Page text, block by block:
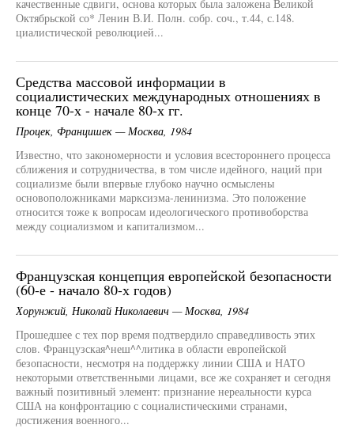
качественные сдвиги, основа которых была заложена Великой
Октябрьской со* Ленин В.И. Полн. собр. соч., т.44, с.148.
циалистической революцией...
Средства массовой информации в
социалистических международных отношениях в
конце 70-х - начале 80-х гг.
Процек, Францишек — Москва, 1984
Известно, что закономерности и условия всестороннего процесса
сближения и сотрудничества, в том числе идейного, наций при
социализме были впервые глубоко научно осмыслены
основоположниками марксизма-ленинизма. Это положение
относится тоже к вопросам идеологического противоборства
между социализмом и капитализмом...
Французская концепция европейской безопасности
(60-е - начало 80-х годов)
Хорунжий, Николай Николаевич — Москва, 1984
Прошедшее с тех пор время подтвердило справедливость этих
слов. Французская^неш^^литика в области европейской
безопасности, несмотря на поддержку линии США и НАТО
некоторыми ответственными лицами, все же сохраняет и сегодня
важный позитивный элемент: признание нереальности курса
США на конфронтацию с социалистическими странами,
достижения военного...